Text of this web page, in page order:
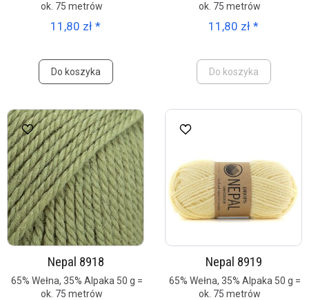
ok. 75 metrów
11,80 zł *
Do koszyka
ok. 75 metrów
11,80 zł *
Do koszyka
Nepal 8918
65% Wełna, 35% Alpaka 50 g =
ok. 75 metrów
Nepal 8919
65% Wełna, 35% Alpaka 50 g =
ok. 75 metrów